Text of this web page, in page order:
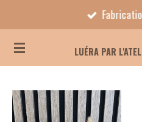
au
contenu
principal
LUÉRA PAR